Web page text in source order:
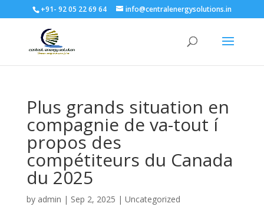
+91- 92 05 22 69 64 info@centralenergysolutions.in
Plus grands situation en
compagnie de va-tout í
propos des
compétiteurs du Canada
du 2025
by admin | Sep 2, 2025 | Uncategorized